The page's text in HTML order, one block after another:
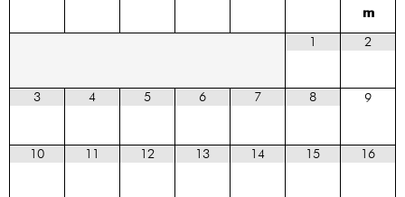
m
1
2
3 4 5 6 7 8 9
10 11 12 13 14 15 16